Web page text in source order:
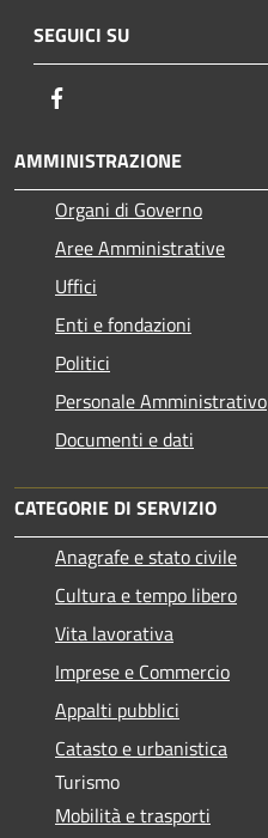
SEGUICI SU
AMMINISTRAZIONE
Organi di Governo
Aree Amministrative
Uffici
Enti e fondazioni
Politici
Personale Amministrativo
Documenti e dati
CATEGORIE DI SERVIZIO
Anagrafe e stato civile
Cultura e tempo libero
Vita lavorativa
Imprese e Commercio
Appalti pubblici
Catasto e urbanistica
Turismo
Mobilità e trasporti